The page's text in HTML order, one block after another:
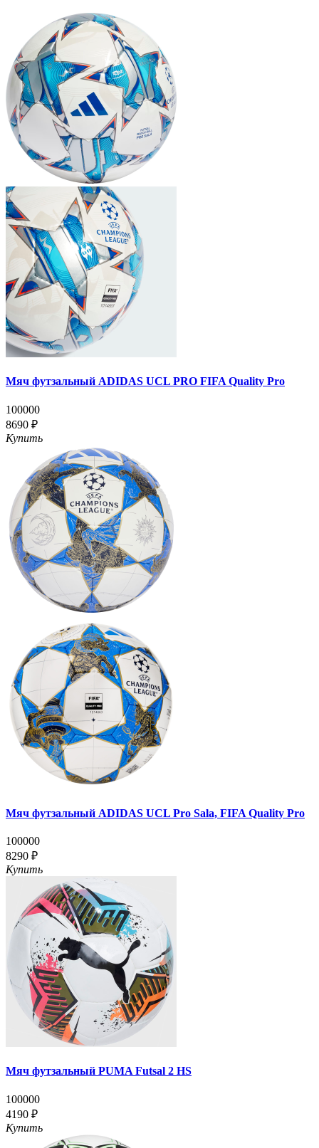
Мяч футзальный ADIDAS UCL PRO FIFA Quality Pro
100000
8690 ₽
Купить
Мяч футзальный ADIDAS UCL Pro Sala, FIFA Quality Pro
100000
8290 ₽
Купить
Мяч футзальный PUMA Futsal 2 HS
100000
4190 ₽
Купить